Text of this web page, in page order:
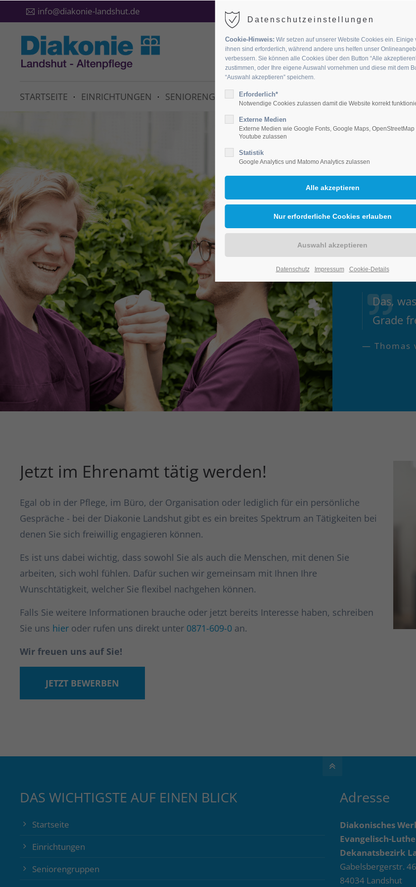
info@diakonie-landshut.de
STARTSEITE EINRICHTUNGEN SENIORENGRUPPEN JOBS
Das,
Grade
— Thomas
Jetzt im Ehrenamt tätig werden!
Egal ob in der Pflege, im Büro, der Organisation oder lediglich für ein persönliche
Gespräche - bei der Diakonie Landshut gibt es ein breites Spektrum an Tätigkeiten bei
denen Sie sich freiwillig engagieren können.
Es ist uns dabei wichtig, dass sowohl Sie als auch die Menschen, mit denen Sie
arbeiten, sich wohl fühlen. Dafür suchen wir gemeinsam mit Ihnen Ihre
Wunschtätigkeit, welcher Sie flexibel nachgehen können.
Falls Sie weitere Informationen brauche oder jetzt bereits Interesse haben, schreiben
Sie uns hier oder rufen uns direkt unter 0871-609-0 an.
Wir freuen uns auf Sie!
JETZT BEWERBEN
DAS WICHTIGSTE AUF EINEN BLICK
Startseite
Einrichtungen
Seniorengruppen
Adresse
Diakonisches
Evangelisch-
Dekanatsbezirk
Gabelsbergerstr. 46
84034 Landshut
Datenschutzeinstellungen
Cookie-Hinweis: Wir setzen auf unserer Website Cookies ein. Einige
ihnen sind erforderlich, während andere uns helfen unser
verbessern. Sie können alle Cookies über den Button “Alle
zustimmen, oder Ihre eigene Auswahl vornehmen und diese mit dem
“Auswahl akzeptieren” speichern.
Erforderlich*
Notwendige Cookies zulassen damit die Website korrekt
Externe Medien
Externe Medien wie Google Fonts, Google Maps, OpenStreetMap
Youtube zulassen
Statistik
Google Analytics und Matomo Analytics zulassen
Datenschutz Impressum Cookie-Details